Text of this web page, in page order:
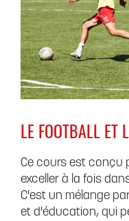
LE FOOTBALL ET
Ce cours est conçu
exceller à la fois
C'est un mélange
et d'éducation, qui